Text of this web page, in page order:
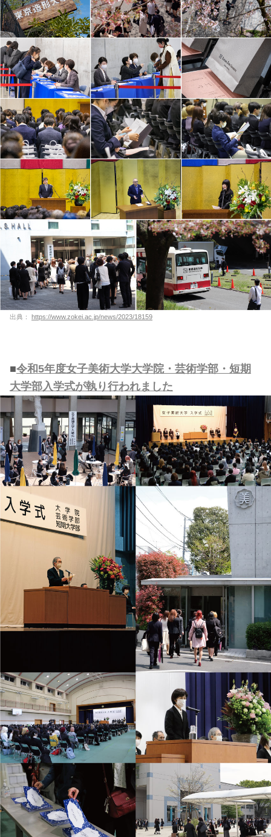
出典： https://www.zokei.ac.jp/news/2023/18159
■令和5年度女子美術大学大学院・芸術学部・短期
大学部入学式が執り行われました